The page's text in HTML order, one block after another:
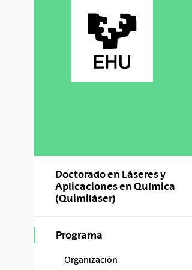
Doctorado en Láseres y
Aplicaciones en Química
(Quimiláser)
Programa
Organización